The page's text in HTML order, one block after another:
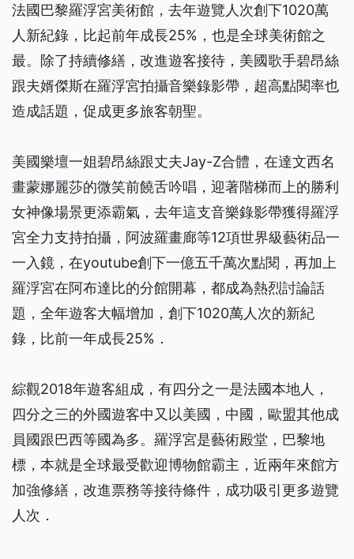
法國巴黎羅浮宮美術館，去年遊覽人次創下1020萬
人新紀錄，比起前年成長25%，也是全球美術館之
最。除了持續修繕，改進遊客接待，美國歌手碧昂絲
跟夫婿傑斯在羅浮宮拍攝音樂錄影帶，超高點閱率也
造成話題，促成更多旅客朝聖。
美國樂壇一姐碧昂絲跟丈夫Jay-Z合體，在達文西名
畫蒙娜麗莎的微笑前饒舌吟唱，迎著階梯而上的勝利
女神像場景更添霸氣，去年這支音樂錄影帶獲得羅浮
宮全力支持拍攝，阿波羅畫廊等12項世界級藝術品一
一入鏡，在youtube創下一億五千萬次點閱，再加上
羅浮宮在阿布達比的分館開幕，都成為熱烈討論話
題，全年遊客大幅增加，創下1020萬人次的新紀
錄，比前一年成長25%．
綜觀2018年遊客組成，有四分之一是法國本地人，
四分之三的外國遊客中又以美國，中國，歐盟其他成
員國跟巴西等國為多。羅浮宮是藝術殿堂，巴黎地
標，本就是全球最受歡迎博物館霸主，近兩年來館方
加強修繕，改進票務等接待條件，成功吸引更多遊覽
人次．